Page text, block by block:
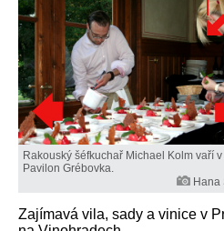
Rakouský šéfkuchař Michael Kolm vaří v
Pavilon Grébovka.
Hana
Zajímavá vila, sady a vinice v